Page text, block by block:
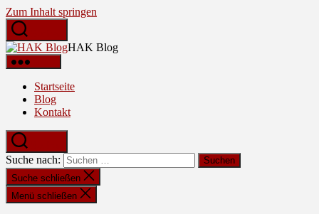
Zum Inhalt springen
HAK Blog
Startseite
Blog
Kontakt
Suche nach:
Suche schließen
Menü schließen